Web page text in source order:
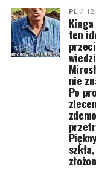
PL 12
ten
nie
Po